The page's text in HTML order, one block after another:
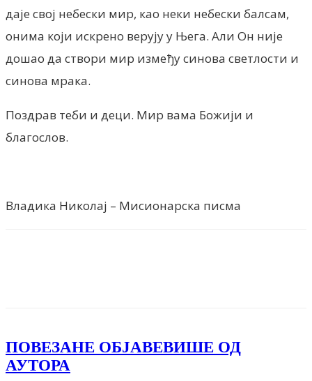
даје свој небески мир, као неки небески балсам,
онима који искрено верују у Њега. Али Он није
дошао да створи мир између синова светлости и
синова мрака.
Поздрав теби и деци. Мир вама Божији и
благослов.
Владика Николај – Mисионарска писма
ПОВЕЗАНЕ ОБЈАВЕВИШЕ ОД
АУТОРА